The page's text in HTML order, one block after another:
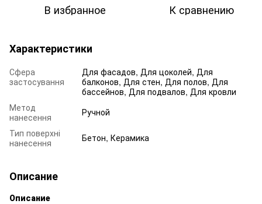
В избранное К сравнению
Характеристики
Сфера
застосування
Для фасадов, Для цоколей, Для
балконов, Для стен, Для полов, Для
бассейнов, Для подвалов, Для кровли
Метод
нанесення
Ручной
Тип поверхні
нанесення
Бетон, Керамика
Описание
Описание